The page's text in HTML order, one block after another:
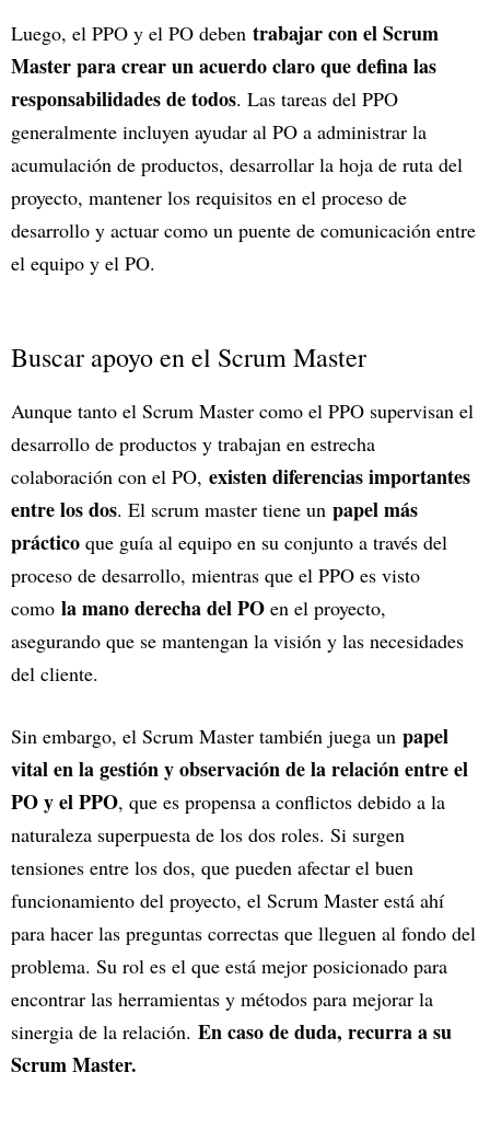
Luego, el PPO y el PO deben trabajar con el Scrum
Master para crear un acuerdo claro que defina las
responsabilidades de todos. Las tareas del PPO
generalmente incluyen ayudar al PO a administrar la
acumulación de productos, desarrollar la hoja de ruta del
proyecto, mantener los requisitos en el proceso de
desarrollo y actuar como un puente de comunicación entre
el equipo y el PO.
Buscar apoyo en el Scrum Master
Aunque tanto el Scrum Master como el PPO supervisan el
desarrollo de productos y trabajan en estrecha
colaboración con el PO, existen diferencias importantes
entre los dos. El scrum master tiene un papel más
práctico que guía al equipo en su conjunto a través del
proceso de desarrollo, mientras que el PPO es visto
como la mano derecha del PO en el proyecto,
asegurando que se mantengan la visión y las necesidades
del cliente.
Sin embargo, el Scrum Master también juega un papel
vital en la gestión y observación de la relación entre el
PO y el PPO, que es propensa a conflictos debido a la
naturaleza superpuesta de los dos roles. Si surgen
tensiones entre los dos, que pueden afectar el buen
funcionamiento del proyecto, el Scrum Master está ahí
para hacer las preguntas correctas que lleguen al fondo del
problema. Su rol es el que está mejor posicionado para
encontrar las herramientas y métodos para mejorar la
sinergia de la relación. En caso de duda, recurra a su
Scrum Master.